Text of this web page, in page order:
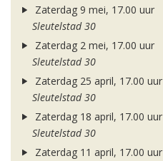
Zaterdag 9 mei, 17.00 uur
Sleutelstad 30
Zaterdag 2 mei, 17.00 uur
Sleutelstad 30
Zaterdag 25 april, 17.00 uur
Sleutelstad 30
Zaterdag 18 april, 17.00 uur
Sleutelstad 30
Zaterdag 11 april, 17.00 uur